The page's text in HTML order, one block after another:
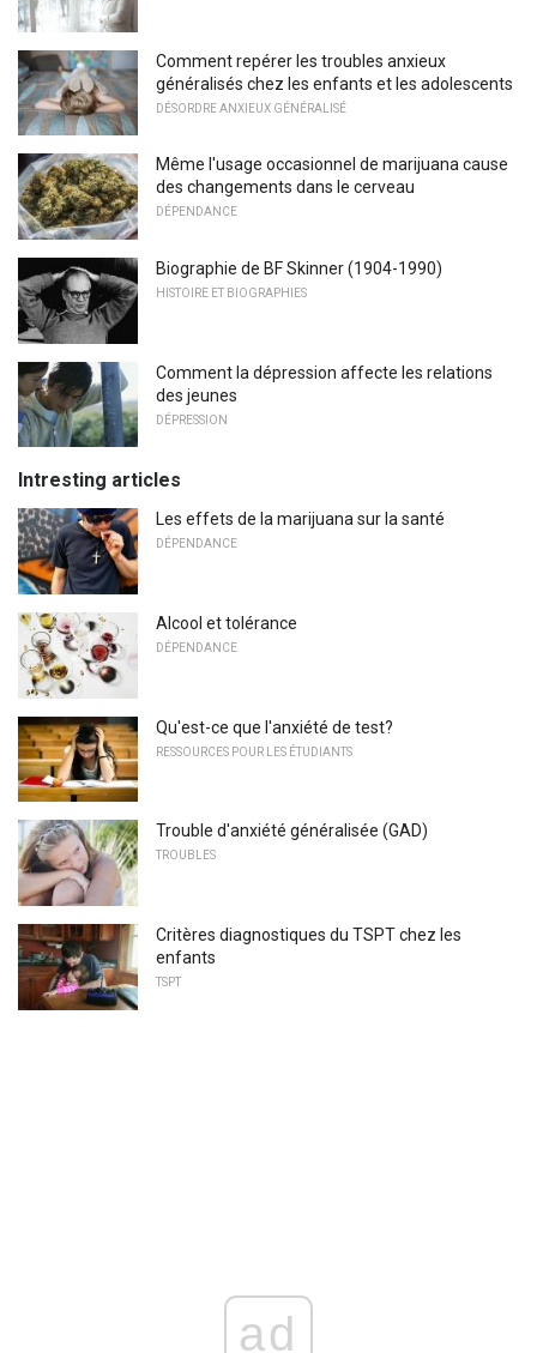
Comment repérer les troubles anxieux
généralisés chez les enfants et les adolescents
DÉSORDRE ANXIEUX GÉNÉRALISÉ
Même l'usage occasionnel de marijuana cause
des changements dans le cerveau
DÉPENDANCE
Biographie de BF Skinner (1904-1990)
HISTOIRE ET BIOGRAPHIES
Comment la dépression affecte les relations
des jeunes
DÉPRESSION
Intresting articles
Les effets de la marijuana sur la santé
DÉPENDANCE
Alcool et tolérance
DÉPENDANCE
Qu'est-ce que l'anxiété de test?
RESSOURCES POUR LES ÉTUDIANTS
Trouble d'anxiété généralisée (GAD)
TROUBLES
Critères diagnostiques du TSPT chez les
enfants
TSPT
ad